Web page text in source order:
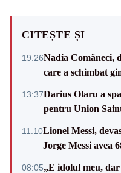
CITEȘTE ȘI
19:26Nadia Comăneci,
care a schimbat
13:37Darius Olaru a
pentru Union
11:10Lionel Messi,
Jorge Messi avea
08:05„E idolul meu,